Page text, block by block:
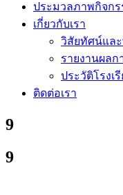
ประมวลภาพกิจกร
เกี่ยวกับเรา
วิสัยทัศน์แล
รายงานผลก
ประวัติโรงเ
ติดต่อเรา
9
9